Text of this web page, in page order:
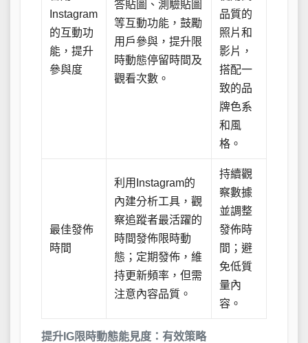
提升IG限時動態能見度：有效策略
Instagram
的互動功
能，提升
參與度
答貼圖、測驗貼圖
等互動功能，鼓勵
用戶參與，提升限
時動態停留時間及
觀看次數。
品質的
照片和
影片，
搭配一
致的品
牌色系
和風
格。
最佳發佈
時間
利用Instagram的
內建分析工具，觀
察追蹤者最活躍的
時間發佈限時動
態；定期發佈，維
持更新頻率，但需
注意內容品質。
持續觀
察數據
並調整
發佈時
間；避
免低質
量內
容。